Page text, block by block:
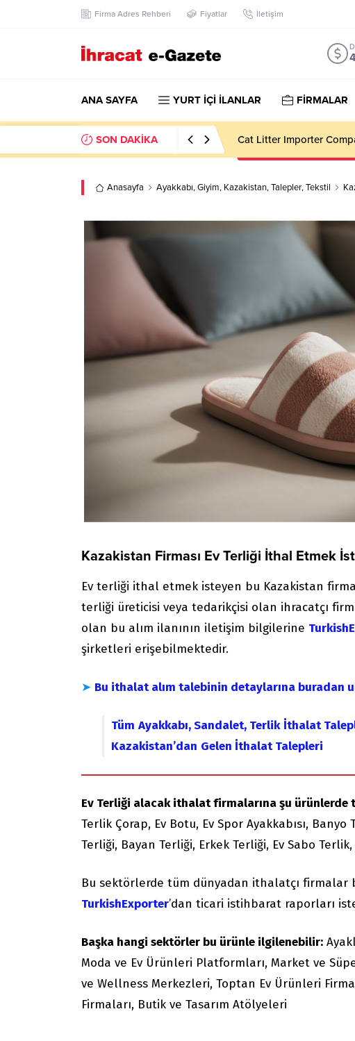
Firma Adres Rehberi Fiyatlar İletişim
ANA SAYFA YURT İÇİ İLANLAR FİRMALAR
SON DAKİKA Dining Room Furniture
Anasayfa Ayakkabı,Giyim, Kazakistan,Talepler,Tekstil
Kazakistan Firması Ev Terliği İthal Etmek
Ev terliği ithal etmek isteyen bu Kazakistan
terliği üreticisi veya tedarikçisi olan ihracatçı
olan bu alım ilanının iletişim bilgilerine
şirketleri erişebilmektedir.
➤ Bu ithalat alım talebinin detaylarına buradan
Tüm Ayakkabı, Sandalet, Terlik İthalat
Kazakistan’dan Gelen İthalat Talepleri
Ev Terliği alacak ithalat firmalarına şu
Terlik Çorap, Ev Botu, Ev Spor Ayakkabısı,
Terliği, Bayan Terliği, Erkek Terliği, Ev Sabo Terlik,
Bu sektörlerde tüm dünyadan ithalatçı firmalar
TurkishExporter’dan ticari istihbarat raporları
Başka hangi sektörler bu ürünle ilgilenebilir:
Moda ve Ev Ürünleri Platformları, Market ve
ve Wellness Merkezleri, Toptan Ev Ürünleri
Firmaları, Butik ve Tasarım Atölyeleri